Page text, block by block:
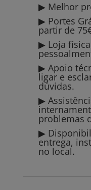
▶ Melhor
▶ Portes
partir de
▶ Loja
▶ Apoio
ligar e
dúvidas.
▶
problemas
▶
entrega,
no local.